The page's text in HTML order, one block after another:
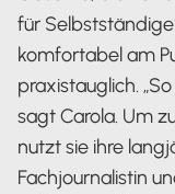
für
komfortabel am
praxistauglich.
sagt Carola. Um
nutzt sie ihre
Fachjournalistin